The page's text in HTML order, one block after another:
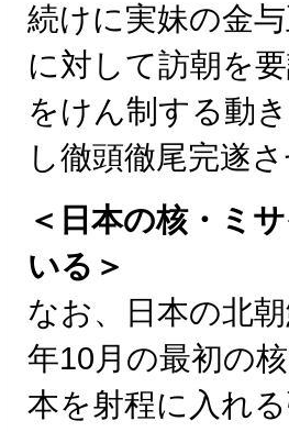
続けに実妹の金
に対して訪朝を
をけん制する動
し徹頭徹尾完遂
＜日本の核・ミ
いる＞
なお、日本の北
年10月の最初の
本を射程に入れ